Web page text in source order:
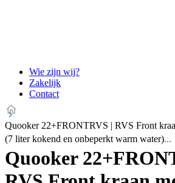
Wie zijn wij?
Zakelijk
Contact
Quooker 22+FRONTRVS | RVS Front
(7 liter kokend en onbeperkt warm water)
Quooker